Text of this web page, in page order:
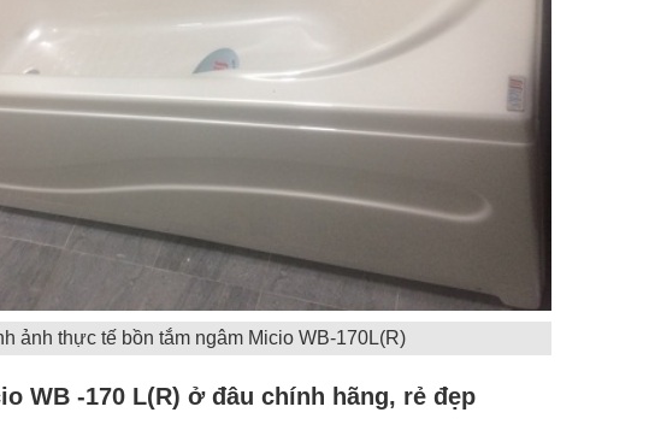
ảnh thực tế bồn tắm ngâm Micio WB-170L(R)
WB -170 L(R) ở đâu chính hãng, rẻ đẹp